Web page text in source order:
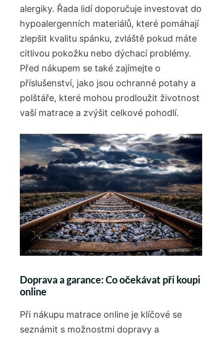
alergiky. Řada lidí doporučuje investovat do
hypoalergenních materiálů, které pomáhají
zlepšit kvalitu spánku, zvláště pokud máte
citlivou pokožku nebo dýchací problémy.
Před nákupem se také zajímejte o
příslušenství, jako jsou ochranné potahy a
polštáře, které mohou prodloužit životnost
vaší matrace a zvýšit celkové pohodlí.
Doprava a garance: Co očekávat při koupi
online
Při nákupu matrace online je klíčové se
seznámit s možnostmi dopravy a